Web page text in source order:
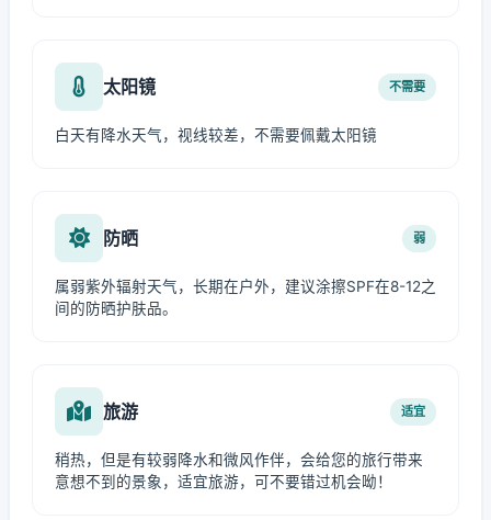
太阳镜 不需要
白天有降水天气，视线较差，不需要佩戴太阳镜
防晒 弱
属弱紫外辐射天气，长期在户外，建议涂擦SPF在8-12之
间的防晒护肤品。
旅游 适宜
稍热，但是有较弱降水和微风作伴，会给您的旅行带来
意想不到的景象，适宜旅游，可不要错过机会呦！